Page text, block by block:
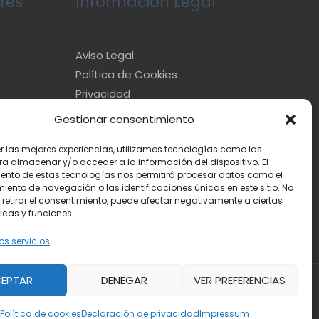
Gestionar consentimiento
las mejores experiencias, utilizamos tecnologías como las
almacenar y/o acceder a la información del dispositivo. El
de estas tecnologías nos permitirá procesar datos como el
de navegación o las identificaciones únicas en este sitio. No
el consentimiento, puede afectar negativamente a ciertas
y funciones.
servicios
DENEGAR VER PREFERENCIAS
Política de cookiesDeclaración de privacidadImpressum
Aviso Legal
Política de Cookies
Privacidad